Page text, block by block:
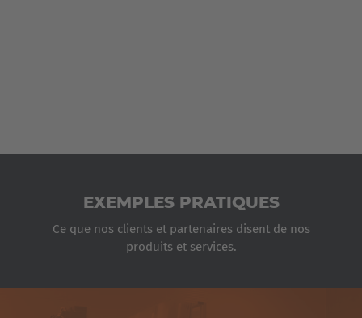
Polska
EXEMPLES PRATIQUES
Ce que nos clients et partenaires disent de nos
produits et services.